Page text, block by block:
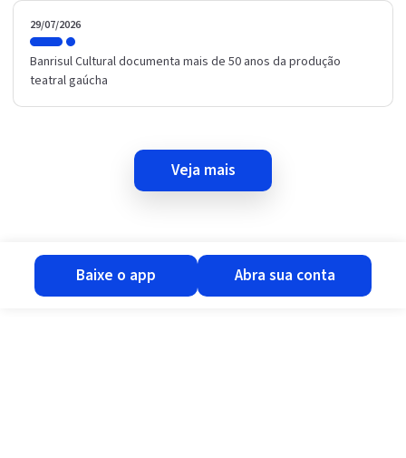
29/07/2026
Banrisul Cultural documenta mais de 50 anos da produção
teatral gaúcha
veja mais
baixe o app abra sua conta